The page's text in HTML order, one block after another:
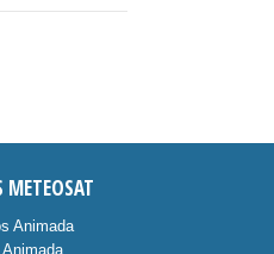
METEOSAT
Animada